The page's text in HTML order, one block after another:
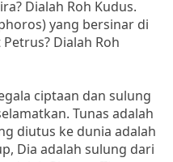
Dialah Roh Kudus.
yang bersinar di
Dialah Roh
ciptaan dan sulung
Tunas adalah
diutus ke dunia adalah
Dia adalah sulung dari